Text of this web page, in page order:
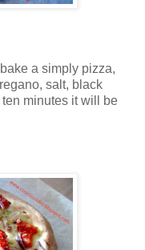
a simply pizza,
salt, black
minutes it will be